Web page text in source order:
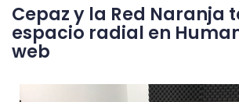
Cepaz y la Red Naranja
espacio radial en
web